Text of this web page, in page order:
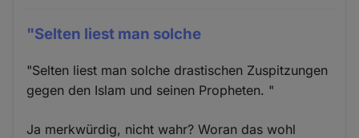
"Selten liest man solche
"Selten liest man solche drastischen Zuspitzungen
gegen den Islam und seinen Propheten. "
Ja merkwürdig, nicht wahr? Woran das wohl